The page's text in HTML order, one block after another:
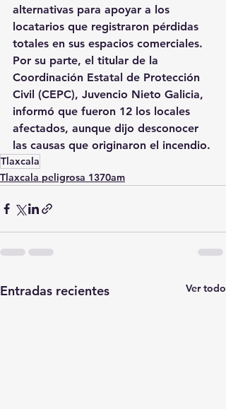
alternativas para apoyar a los
locatarios que registraron pérdidas
totales en sus espacios comerciales.
Por su parte, el titular de la
Coordinación Estatal de Protección
Civil (CEPC), Juvencio Nieto Galicia,
informó que fueron 12 los locales
afectados, aunque dijo desconocer
las causas que originaron el incendio.
Tlaxcala
Tlaxcala peligrosa 1370am
Entradas recientes Ver todo